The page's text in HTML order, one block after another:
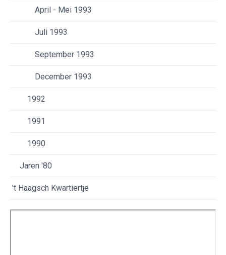
April - Mei 1993
Juli 1993
September 1993
December 1993
1992
1991
1990
Jaren '80
't Haagsch Kwartiertje